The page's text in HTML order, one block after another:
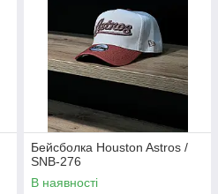
Бейсболка Houston Astros /
SNB-276
В наявності